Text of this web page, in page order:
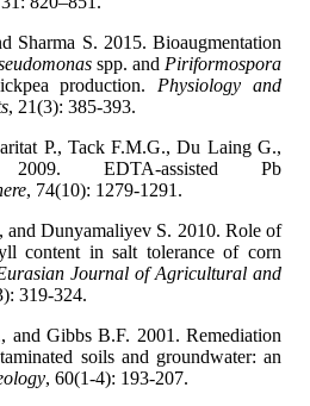
Sharma S. 2015. Bioaugmentation
spp. and Piriformospora
production. Physiology and
P., Tack F.M.G., Du Laing G.,
EDTA-assisted Pb
Dunyamaliyev S. 2010. Role of
content in salt tolerance of corn
Journal of Agricultural and
319-324.
Gibbs B.F. 2001. Remediation
soils and groundwater: an
, 60(1-4): 193-207.